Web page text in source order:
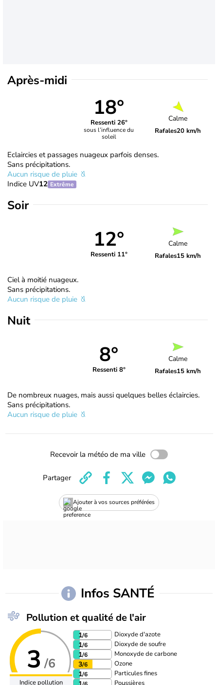
Après-midi
18°
Ressenti 26°
sous l’influence du
soleil
Calme
Rafales20 km/h
Eclaircies et passages nuageux parfois denses.
Sans précipitations.
Aucun risque de pluie
Indice UV12 Extrême
Soir
12°
Ressenti 11°
Calme
Rafales15 km/h
Ciel à moitié nuageux.
Sans précipitations.
Aucun risque de pluie
Nuit
8°
Ressenti 8°
Calme
Rafales15 km/h
De nombreux nuages, mais aussi quelques belles éclaircies.
Sans précipitations.
Aucun risque de pluie
Recevoir la météo de ma ville
Ajouter à vos sources préférées
Partager
Infos SANTÉ
Pollution et qualité de l'air
3 /6
Indice pollution
1/6 Dioxyde d'azote
1/6 Dioxyde de soufre
1/6 Monoxyde de carbone
3/6 Ozone
1/6 Particules fines
Poussières